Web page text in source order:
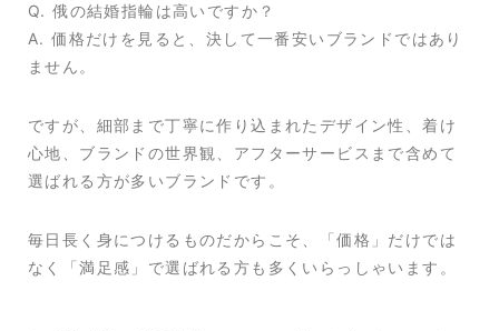
Q. 俄の結婚指輪は高いですか？
A. 価格だけを見ると、決して一番安いブランドではあり
ません。
ですが、細部まで丁寧に作り込まれたデザイン性、着け
心地、ブランドの世界観、アフターサービスまで含めて
選ばれる方が多いブランドです。
毎日長く身につけるものだからこそ、「価格」だけでは
なく「満足感」で選ばれる方も多くいらっしゃいます。